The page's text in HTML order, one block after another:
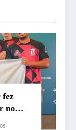
fez
no